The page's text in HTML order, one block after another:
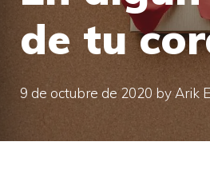
de tu
9 de octubre de 2020 by Arik